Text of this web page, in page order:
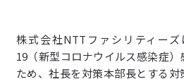
株式会社NTTファシリティーズ
19（新型コロナウイルス感染症
ため、社長を対策本部長とする